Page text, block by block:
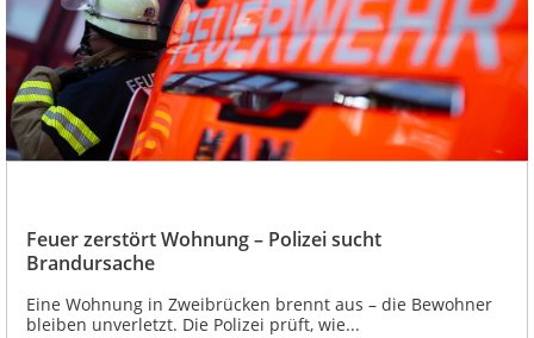
Feuer zerstört Wohnung – Polizei sucht
Brandursache
Eine Wohnung in Zweibrücken brennt aus – die Bewohner
bleiben unverletzt. Die Polizei prüft, wie...